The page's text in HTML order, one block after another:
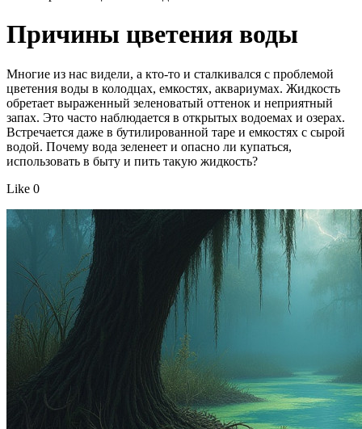
Причины цветения воды
Многие из нас видели, а кто-то и сталкивался с проблемой
цветения воды в колодцах, емкостях, аквариумах. Жидкость
обретает выраженный зеленоватый оттенок и неприятный
запах. Это часто наблюдается в открытых водоемах и озерах.
Встречается даже в бутилированной таре и емкостях с сырой
водой. Почему вода зеленеет и опасно ли купаться,
использовать в быту и пить такую жидкость?
Like 0